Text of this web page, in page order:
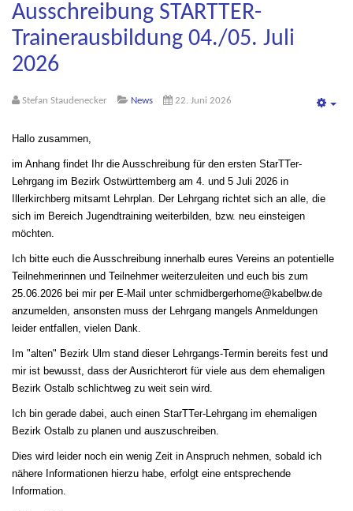
Ausschreibung STARTTER-
Trainerausbildung 04./05. Juli
2026
Stefan Staudenecker News 22. Juni 2026
Hallo zusammen,
im Anhang findet Ihr die Ausschreibung für den ersten StarTTer-
Lehrgang im Bezirk Ostwürttemberg am 4. und 5 Juli 2026 in
Illerkirchberg mitsamt Lehrplan. Der Lehrgang richtet sich an alle, die
sich im Bereich Jugendtraining weiterbilden, bzw. neu einsteigen
möchten.
Ich bitte euch die Ausschreibung innerhalb eures Vereins an potentielle
Teilnehmerinnen und Teilnehmer weiterzuleiten und euch bis zum
25.06.2026 bei mir per E-Mail unter schmidbergerhome@kabelbw.de
anzumelden, ansonsten muss der Lehrgang mangels Anmeldungen
leider entfallen, vielen Dank.
Im "alten" Bezirk Ulm stand dieser Lehrgangs-Termin bereits fest und
mir ist bewusst, dass der Ausrichterort für viele aus dem ehemaligen
Bezirk Ostalb schlichtweg zu weit sein wird.
Ich bin gerade dabei, auch einen StarTTer-Lehrgang im ehemaligen
Bezirk Ostalb zu planen und auszuschreiben.
Dies wird leider noch ein wenig Zeit in Anspruch nehmen, sobald ich
nähere Informationen hierzu habe, erfolgt eine entsprechende
Information.